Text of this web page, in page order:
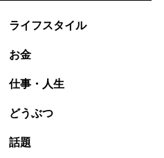
ライフスタイル
お金
仕事・人生
どうぶつ
話題